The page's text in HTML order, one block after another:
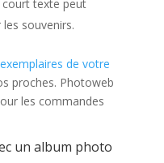
court texte peut
souvenirs.
de votre
proches. Photoweb
les commandes
un album photo